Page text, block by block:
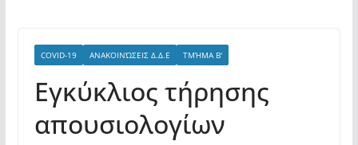
COVID-19 ΑΝΑΚΟΙΝΏΣΕΙΣ Δ.Δ.Ε ΤΜΉΜΑ Β'
Εγκύκλιος τήρησης
απουσιολογίων